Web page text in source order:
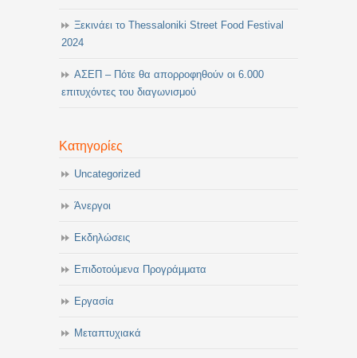
Ξεκινάει το Thessaloniki Street Food Festival
2024
ΑΣΕΠ – Πότε θα απορροφηθούν οι 6.000
επιτυχόντες του διαγωνισμού
Κατηγορίες
Uncategorized
Άνεργοι
Εκδηλώσεις
Επιδοτούμενα Προγράμματα
Εργασία
Μεταπτυχιακά